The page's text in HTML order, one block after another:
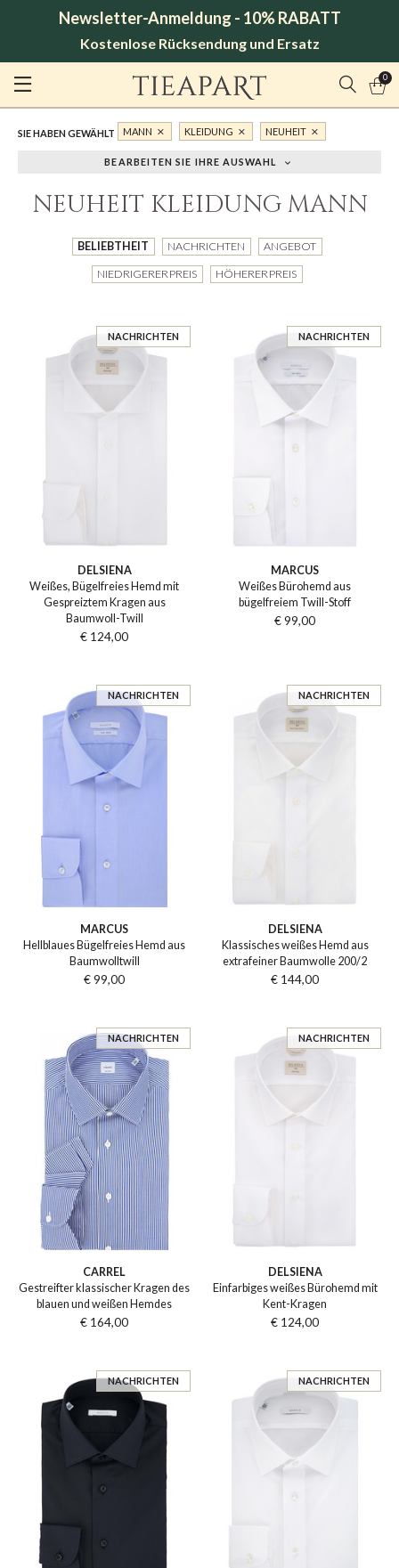
Newsletter-Anmeldung - 10% RABATT
Kostenlose Rücksendung und Ersatz
0
SIE HABEN GEWÄHLT MANN KLEIDUNG NEUHEIT
BEARBEITEN SIE IHRE AUSWAHL
NEUHEIT KLEIDUNG MANN
BELIEBTHEIT NACHRICHTEN ANGEBOT
NIEDRIGERER PREIS HÖHERER PREIS
NACHRICHTEN
DELSIENA
Weißes, Bügelfreies Hemd mit
Gespreiztem Kragen aus
Baumwoll-Twill
€ 124,00
NACHRICHTEN
MARCUS
Weißes Bürohemd aus
bügelfreiem Twill-Stoff
€ 99,00
NACHRICHTEN
MARCUS
Hellblaues Bügelfreies Hemd aus
Baumwolltwill
€ 99,00
NACHRICHTEN
DELSIENA
Klassisches weißes Hemd aus
extrafeiner Baumwolle 200/2
€ 144,00
NACHRICHTEN
CARREL
Gestreifter klassischer Kragen des
blauen und weißen Hemdes
€ 164,00
NACHRICHTEN
DELSIENA
Einfarbiges weißes Bürohemd mit
Kent-Kragen
€ 124,00
NACHRICHTEN NACHRICHTEN